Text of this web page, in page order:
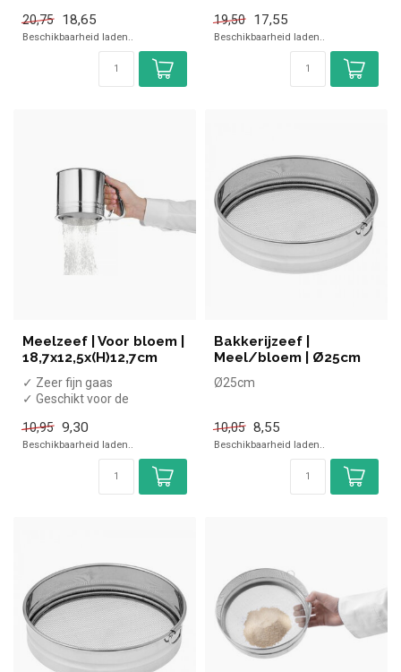
✓ ø30cm
✓ Polypropyleen (kunsts...
20,75 18,65
Beschikbaarheid laden..
✓ ø30cm
✓ Polypropyleen (kunstst...
19,50 17,55
Beschikbaarheid laden..
Meelzeef | Voor bloem |
18,7x12,5x(H)12,7cm
✓ Zeer fijn gaas
✓ Geschikt voor de
✓ RVS
✓ Breedte 12,5 cm, d...
10,95 9,30
Beschikbaarheid laden..
Bakkerijzeef |
Meel/bloem | Ø25cm
Ø25cm
10,05 8,55
Beschikbaarheid laden..